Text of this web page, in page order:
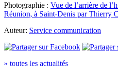
Photographie : Vue de l’arrière de
Réunion, à Saint-Denis par Thierry
Auteur: Service communication
» toutes les actualités